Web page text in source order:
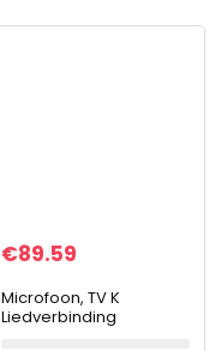
€89.59
Microfoon, TV K
Liedverbinding